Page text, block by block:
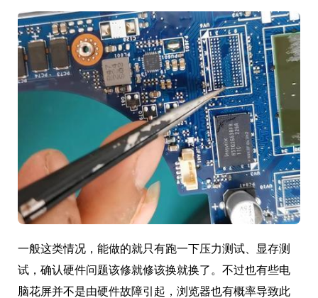
一般这类情况，能做的就只有跑一下压力测试、显存测
试，确认硬件问题该修就修该换就换了。不过也有些电
脑花屏并不是由硬件故障引起，浏览器也有概率导致此